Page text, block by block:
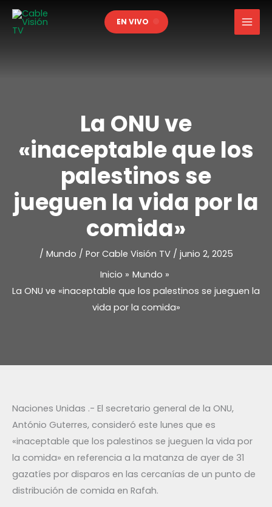
EN VIVO
La ONU ve
«inaceptable que los
palestinos se
jueguen la vida por la
comida»
/ Mundo / Por Cable Visión TV / junio 2, 2025
Inicio
Mundo
La ONU ve «inaceptable que los palestinos se jueguen la
vida por la comida»
Naciones Unidas .- El secretario general de la ONU,
António Guterres, consideró este lunes que es
«inaceptable que los palestinos se jueguen la vida por
la comida» en referencia a la matanza de ayer de 31
gazatíes por disparos en las cercanías de un punto de
distribución de comida en Rafah.